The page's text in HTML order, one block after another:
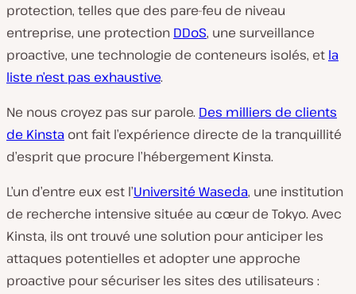
protection, telles que des pare-feu de niveau
entreprise, une protection DDoS, une surveillance
proactive, une technologie de conteneurs isolés, et la
liste n’est pas exhaustive.
Ne nous croyez pas sur parole. Des milliers de clients
de Kinsta ont fait l’expérience directe de la tranquillité
d’esprit que procure l’hébergement Kinsta.
L’un d’entre eux est l’Université Waseda, une institution
de recherche intensive située au cœur de Tokyo. Avec
Kinsta, ils ont trouvé une solution pour anticiper les
attaques potentielles et adopter une approche
proactive pour sécuriser les sites des utilisateurs :